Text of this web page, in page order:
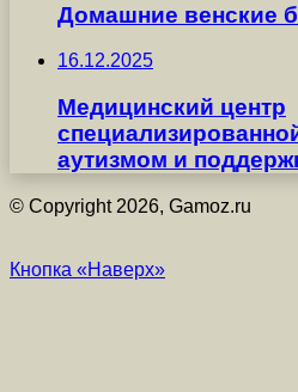
Домашние венские
16.12.2025
Медицинский центр
аутизмом и
© Copyright 2026, Gamoz.ru
Кнопка «Наверх»